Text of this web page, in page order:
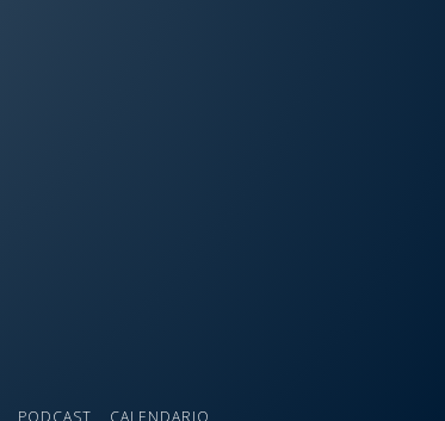
PODCAST CALENDARIO